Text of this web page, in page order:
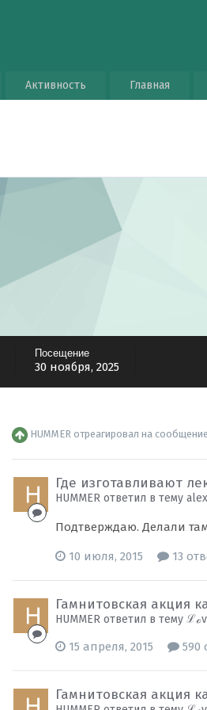
Активность Главная
Посещение
30 ноября, 2025
HUMMER отреагировал на
Где изготавливают
HUMMER ответил в тему
Подтверждаю. Делали
10 июля, 2015 13
Гамнитовская акция
HUMMER ответил в тему
15 апреля, 2015 590
Гамнитовская акция